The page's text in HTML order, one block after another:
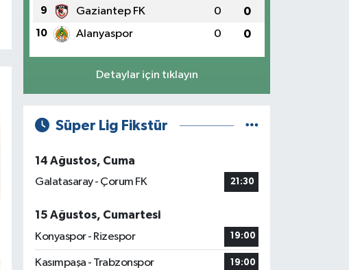
9 Gaziantep FK 0 0
10 Alanyaspor 0 0
Detaylar için tıklayın
Süper Lig Fikstür
14 Ağustos, Cuma
Galatasaray - Çorum FK
21:30
15 Ağustos, Cumartesi
Konyaspor - Rizespor
19:00
Kasımpaşa - Trabzonspor 19:00